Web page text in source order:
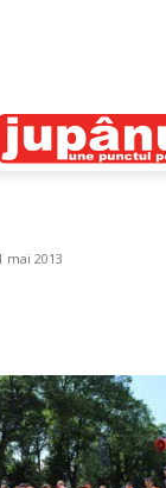
mai 2013